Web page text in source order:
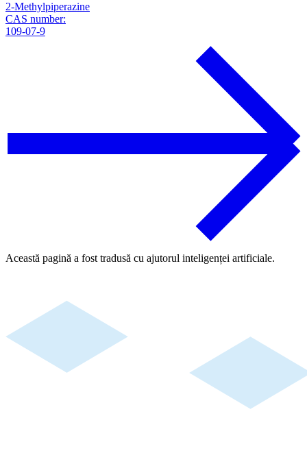
2-Methylpiperazine
CAS number:
109-07-9
Această pagină a fost tradusă cu ajutorul inteligenței artificiale.